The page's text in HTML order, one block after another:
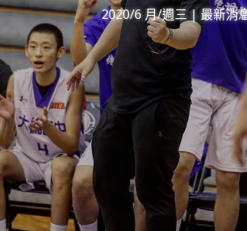
2020/6 月/週三|最新消